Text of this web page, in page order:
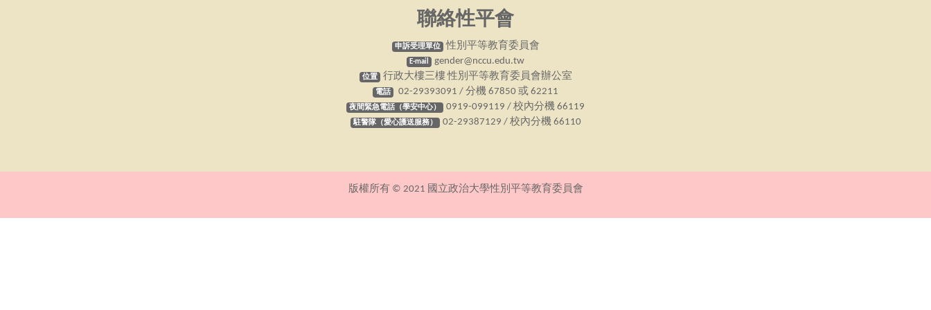
聯絡性平會
申訴受理單位 性別平等教育委員會
E-mail gender@nccu.edu.tw
位置 行政大樓三樓 性別平等教育委員會辦公室
電話 02-29393091 / 分機 67850 或 62211
夜間緊急電話（學安中心） 0919-099119 / 校內分機 66119
駐警隊（愛心護送服務） 02-29387129 / 校內分機 66110
版權所有 © 2021 國立政治大學性別平等教育委員會